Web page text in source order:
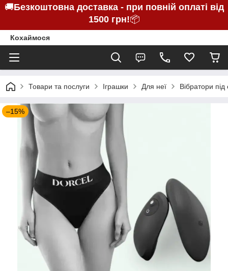
🚚Безкоштовна доставка - при повній оплаті від
1500 грн!📦
Кохаймося
Товари та послуги Іграшки Для неї Вібратори під
–15%